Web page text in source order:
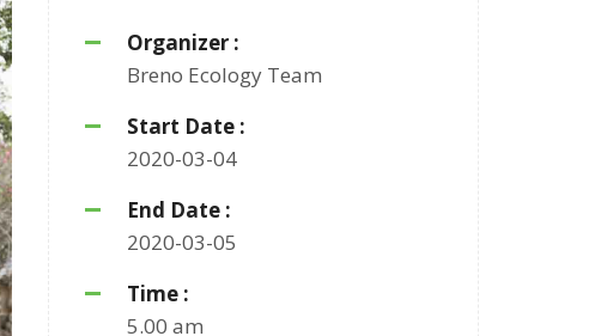
Organizer :
Breno Ecology Team
Start Date :
2020-03-04
End Date :
2020-03-05
Time :
5.00 am